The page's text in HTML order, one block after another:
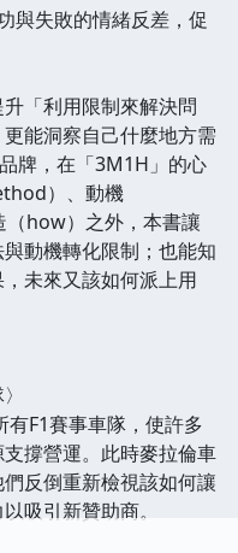
與失敗的情緒反差，促
「利用限制來解決問
能洞察自己什麼地方需
牌，在「3M1H」的心
）、動機
（how）之外，本書讓
動機轉化限制；也能知
未來又該如何派上用
F1賽事車隊，使許多
撐營運。此時麥拉倫車
反倒重新檢視該如何讓
吸引新贊助商。